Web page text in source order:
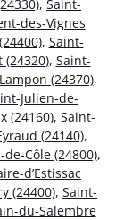
, Saint-
des-Vignes
, Saint-
(24320), Saint-
(24370),
Julien-de-
(24160), Saint-
(24140),
de-Côle (24800),
d’Estissac
(24400), Saint-
du-Salembre